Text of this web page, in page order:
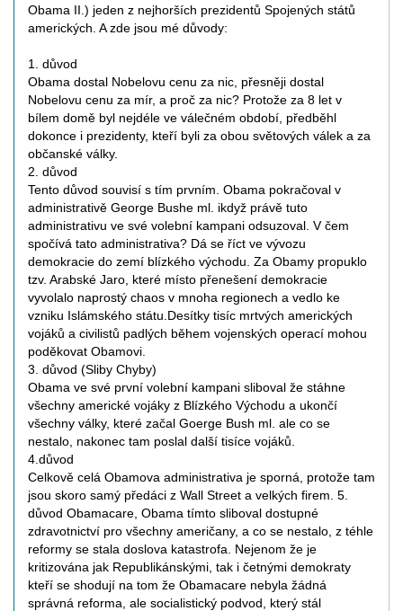
Obama II.) jeden z nejhorších prezidentů Spojených států
amerických. A zde jsou mé důvody:
1. důvod
Obama dostal Nobelovu cenu za nic, přesněji dostal
Nobelovu cenu za mír, a proč za nic? Protože za 8 let v
bílem domě byl nejdéle ve válečném období, předběhl
dokonce i prezidenty, kteří byli za obou světových válek a za
občanské války.
2. důvod
Tento důvod souvisí s tím prvním. Obama pokračoval v
administrativě George Bushe ml. ikdyž právě tuto
administrativu ve své volební kampani odsuzoval. V čem
spočívá tato administrativa? Dá se říct ve vývozu
demokracie do zemí blízkého východu. Za Obamy propuklo
tzv. Arabské Jaro, které místo přenešení demokracie
vyvolalo naprostý chaos v mnoha regionech a vedlo ke
vzniku Islámského státu.Desítky tisíc mrtvých amerických
vojáků a civilistů padlých během vojenských operací mohou
poděkovat Obamovi.
3. důvod (Sliby Chyby)
Obama ve své první volební kampani sliboval že stáhne
všechny americké vojáky z Blízkého Východu a ukončí
všechny války, které začal Goerge Bush ml. ale co se
nestalo, nakonec tam poslal další tisíce vojáků.
4.důvod
Celkově celá Obamova administrativa je sporná, protože tam
jsou skoro samý předáci z Wall Street a velkých firem. 5.
důvod Obamacare, Obama tímto sliboval dostupné
zdravotnictví pro všechny američany, a co se nestalo, z téhle
reformy se stala doslova katastrofa. Nejenom že je
kritizována jak Republikánskými, tak i četnými demokraty
kteří se shodují na tom že Obamacare nebyla žádná
správná reforma, ale socialistický podvod, který stál